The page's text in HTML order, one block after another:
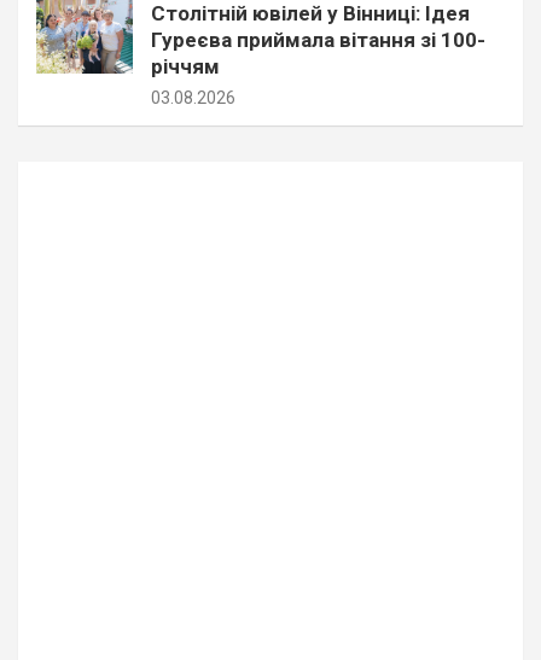
Столітній ювілей у Вінниці: Ідея
Гуреєва приймала вітання зі 100-
річчям
03.08.2026